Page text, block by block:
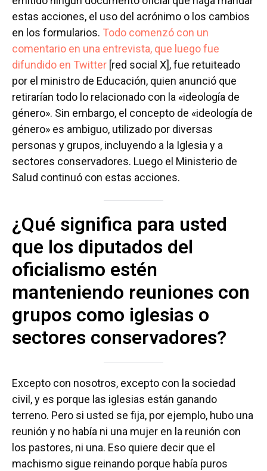
estas acciones, el uso del acrónimo o los cambios
en los formularios. Todo comenzó con un
comentario en una entrevista, que luego fue
difundido en Twitter [red social X], fue retuiteado
por el ministro de Educación, quien anunció que
retirarían todo lo relacionado con la «ideología de
género». Sin embargo, el concepto de «ideología de
género» es ambiguo, utilizado por diversas
personas y grupos, incluyendo a la Iglesia y a
sectores conservadores. Luego el Ministerio de
Salud continuó con estas acciones.
¿Qué significa para usted
que los diputados del
oficialismo estén
manteniendo reuniones con
grupos como iglesias o
sectores conservadores?
Excepto con nosotros, excepto con la sociedad
civil, y es porque las iglesias están ganando
terreno. Pero si usted se fija, por ejemplo, hubo una
reunión y no había ni una mujer en la reunión con
los pastores, ni una. Eso quiere decir que el
machismo sigue reinando porque había puros